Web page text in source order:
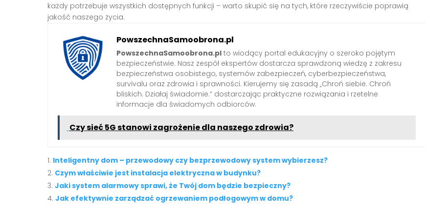
każdy potrzebuje wszystkich dostępnych funkcji – warto skupić się na tych, które rzeczywiście poprawią
jakość naszego życia.
PowszechnaSamoobrona.pl
PowszechnaSamoobrona.pl to wiodący portal edukacyjny o szeroko pojętym
bezpieczeństwie. Nasz zespół ekspertów dostarcza sprawdzoną wiedzę z zakresu
bezpieczeństwa osobistego, systemów zabezpieczeń, cyberbezpieczeństwa,
survivalu oraz zdrowia i sprawności. Kierujemy się zasadą „Chroń siebie. Chroń
bliskich. Działaj świadomie.” dostarczając praktyczne rozwiązania i rzetelne
informacje dla świadomych odbiorców.
Czy sieć 5G stanowi zagrożenie dla naszego zdrowia?
Inteligentny dom – przewodowy czy bezprzewodowy system wybierzesz?
Czym właściwie jest instalacja elektryczna w budynku?
Jaki system alarmowy sprawi, że Twój dom będzie bezpieczny?
Jak efektywnie zarządzać ogrzewaniem podłogowym w domu?